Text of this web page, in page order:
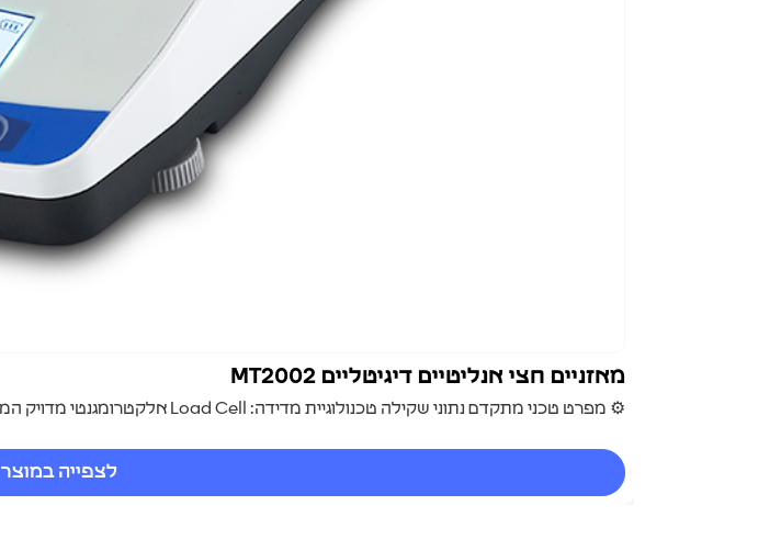
מאזניים חצי אנליטיים דיגיטליים MT2002
⚙️ מפרט טכני מתקדם נתוני שקילה טכנולוגיית מדידה: Load Cell אלקטרומגנטי מדויק המבטיח יציבות קרי...
לצפייה במוצר